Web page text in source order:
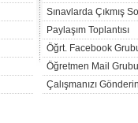
Sınavlarda Çıkmış
Paylaşım Toplantısı
Öğrt. Facebook
Öğretmen Mail Grubu
Çalışmanızı Gönderin